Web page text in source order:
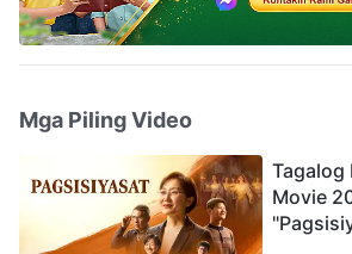
Mga Piling Video
Tagalog
Movie